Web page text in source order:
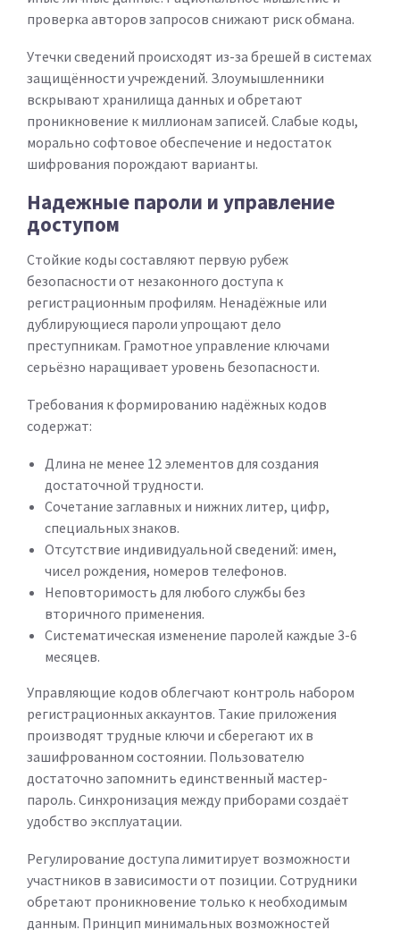
проверка авторов запросов снижают риск обмана.
Утечки сведений происходят из-за брешей в системах
защищённости учреждений. Злоумышленники
вскрывают хранилища данных и обретают
проникновение к миллионам записей. Слабые коды,
морально софтовое обеспечение и недостаток
шифрования порождают варианты.
Надежные пароли и управление
доступом
Стойкие коды составляют первую рубеж
безопасности от незаконного доступа к
регистрационным профилям. Ненадёжные или
дублирующиеся пароли упрощают дело
преступникам. Грамотное управление ключами
серьёзно наращивает уровень безопасности.
Требования к формированию надёжных кодов
содержат:
Длина не менее 12 элементов для создания
достаточной трудности.
Сочетание заглавных и нижних литер, цифр,
специальных знаков.
Отсутствие индивидуальной сведений: имен,
чисел рождения, номеров телефонов.
Неповторимость для любого службы без
вторичного применения.
Систематическая изменение паролей каждые 3-6
месяцев.
Управляющие кодов облегчают контроль набором
регистрационных аккаунтов. Такие приложения
производят трудные ключи и сберегают их в
зашифрованном состоянии. Пользователю
достаточно запомнить единственный мастер-
пароль. Синхронизация между приборами создаёт
удобство эксплуатации.
Регулирование доступа лимитирует возможности
участников в зависимости от позиции. Сотрудники
обретают проникновение только к необходимым
данным. Принцип минимальных возможностей